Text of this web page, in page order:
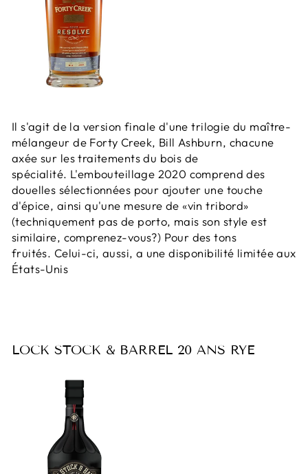
Il s'agit de la version finale d'une trilogie du maître-
mélangeur de Forty Creek, Bill Ashburn, chacune
axée sur les traitements du bois de
spécialité. L'embouteillage 2020 comprend des
douelles sélectionnées pour ajouter une touche
d'épice, ainsi qu'une mesure de «vin tribord»
(techniquement pas de porto, mais son style est
similaire, comprenez-vous?) Pour des tons
fruités. Celui-ci, aussi, a une disponibilité limitée aux
États-Unis
LOCK STOCK & BARREL 20 ANS RYE